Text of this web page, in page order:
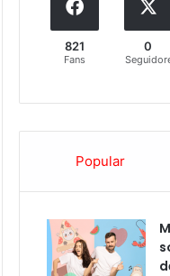
821
Fans
0
Popular